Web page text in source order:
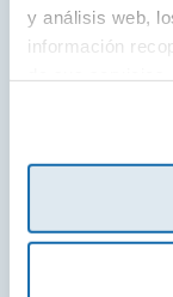
y análisis web,
información
diseños más
pequeños y
desarrollo
la
cuidada